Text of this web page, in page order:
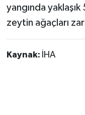
yangında
zeytin ağaçları
Kaynak: İHA